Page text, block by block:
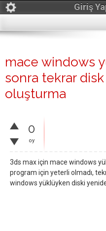
Giriş
mace windows
sonra tekrar
oluşturma
0
oy
3ds max için mace windows
program için yeterli olmadı,
windows yüklüyken diski